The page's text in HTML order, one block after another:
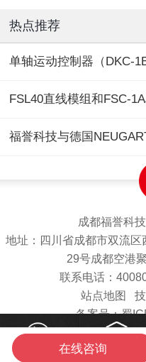
热点推荐
福誉科技与德国
成都福誉科
地址：四川省成都市双流
29号成都空港
联系电话：
站点地图
备案号：蜀
在线咨询